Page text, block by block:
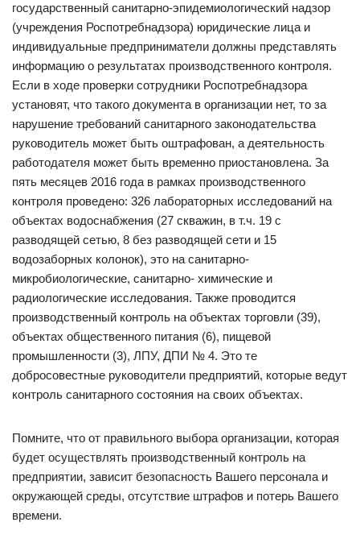
государственный санитарно-эпидемиологический надзор
(учреждения Роспотребнадзора) юридические лица и
индивидуальные предприниматели должны представлять
информацию о результатах производственного контроля.
Если в ходе проверки сотрудники Роспотребнадзора
установят, что такого документа в организации нет, то за
нарушение требований санитарного законодательства
руководитель может быть оштрафован, а деятельность
работодателя может быть временно приостановлена. За
пять месяцев 2016 года в рамках производственного
контроля проведено: 326 лабораторных исследований на
объектах водоснабжения (27 скважин, в т.ч. 19 с
разводящей сетью, 8 без разводящей сети и 15
водозаборных колонок), это на санитарно-
микробиологические, санитарно- химические и
радиологические исследования. Также проводится
производственный контроль на объектах торговли (39),
объектах общественного питания (6), пищевой
промышленности (3), ЛПУ, ДПИ № 4. Это те
добросовестные руководители предприятий, которые ведут
контроль санитарного состояния на своих объектах.
Помните, что от правильного выбора организации, которая
будет осуществлять производственный контроль на
предприятии, зависит безопасность Вашего персонала и
окружающей среды, отсутствие штрафов и потерь Вашего
времени.